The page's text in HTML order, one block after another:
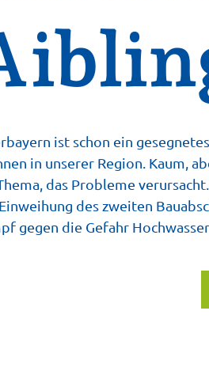
ist schon ein
in unserer Region. Kaum,
das Probleme
des zweiten
gegen die Gefahr